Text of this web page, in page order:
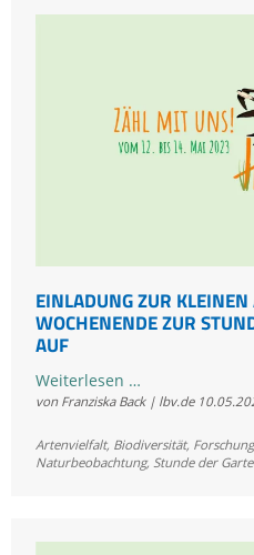
EINLADUNG ZUR
WOCHENENDE ZUR
AUF
Weiterlesen …Einladung
zur
Auszeit:
am
von Franziska Back | lbv.de
Artenvielfalt, Biodiversität, Forschung
Naturbeobachtung, Stunde der